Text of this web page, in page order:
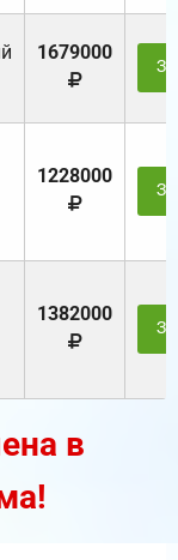
1679000
1228000
1382000
в